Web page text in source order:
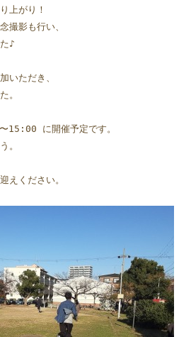
上がり！
撮影も行い、
♪
いただき、
。
15:00 に開催予定です。
う。
えください。